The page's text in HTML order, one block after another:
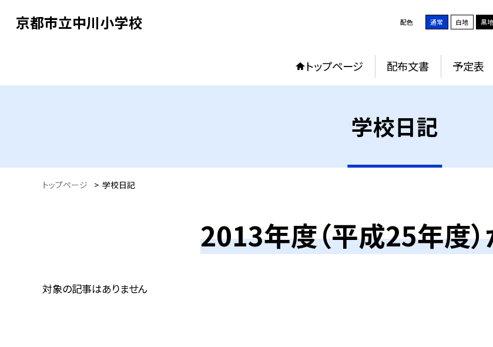
京都市立中川小学校 配色 通常 白地 黒地
トップページ 配布文書 予定表
学校日記
トップページ > 学校日記
2013年度（平成25年度
対象の記事はありません